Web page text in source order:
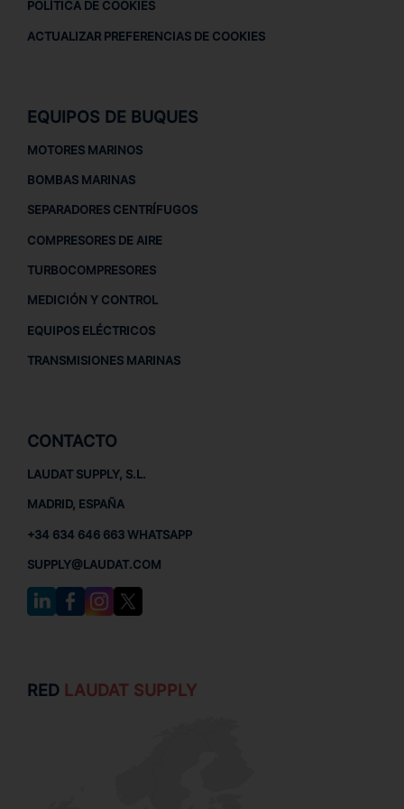
POLÍTICA DE COOKIES
ACTUALIZAR PREFERENCIAS DE COOKIES
EQUIPOS DE BUQUES
MOTORES MARINOS
BOMBAS MARINAS
SEPARADORES CENTRÍFUGOS
COMPRESORES DE AIRE
TURBOCOMPRESORES
MEDICIÓN Y CONTROL
EQUIPOS ELÉCTRICOS
TRANSMISIONES MARINAS
CONTACTO
LAUDAT SUPPLY, S.L.
MADRID, ESPAÑA
+34 634 646 663 WHATSAPP
SUPPLY@LAUDAT.COM
RED LAUDAT SUPPLY